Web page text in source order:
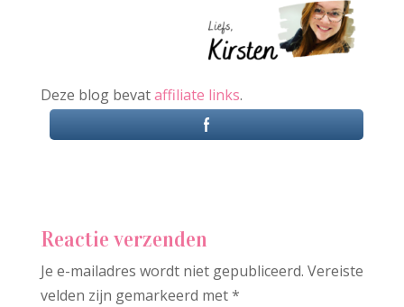
Deze blog bevataffiliate links.
Reactie verzenden
Je e-mailadres wordt niet gepubliceerd. Vereiste
velden zijn gemarkeerd met*